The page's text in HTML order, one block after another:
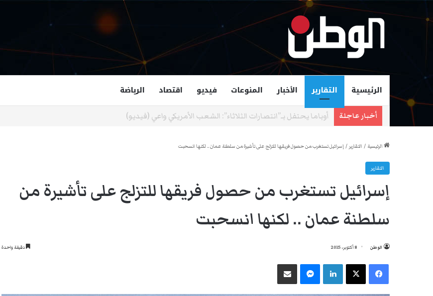
الرئيسية التقارير الأخبار المنوعات فيديو اقتصاد الرياضة
أخبار عاجلة زهران ممداني عمدة لمدينة نيويورك وغزالة هاشمي أول مسلمة نائبة لحاكم فرجينيا
الرئيسية / التقارير /إسرائيل تستغرب من حصول فريقها للتزلج على تأشيرة من سلطنة عمان .. لكنها انسحبت
التقارير
إسرائيل تستغرب من حصول فريقها للتزلج على تأشيرة من
سلطنة عمان .. لكنها انسحبت
الوطن 8 أكتوبر، 2015 دقيقة واحدة
فيسبوك ‫X لينكدإن ماسنجر مشاركة عبر البريد